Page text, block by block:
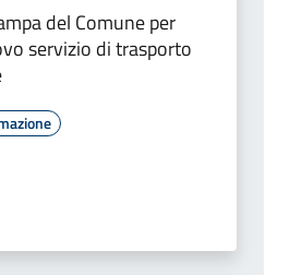
del Comune per
servizio di trasporto